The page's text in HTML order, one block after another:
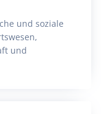
und soziale
und